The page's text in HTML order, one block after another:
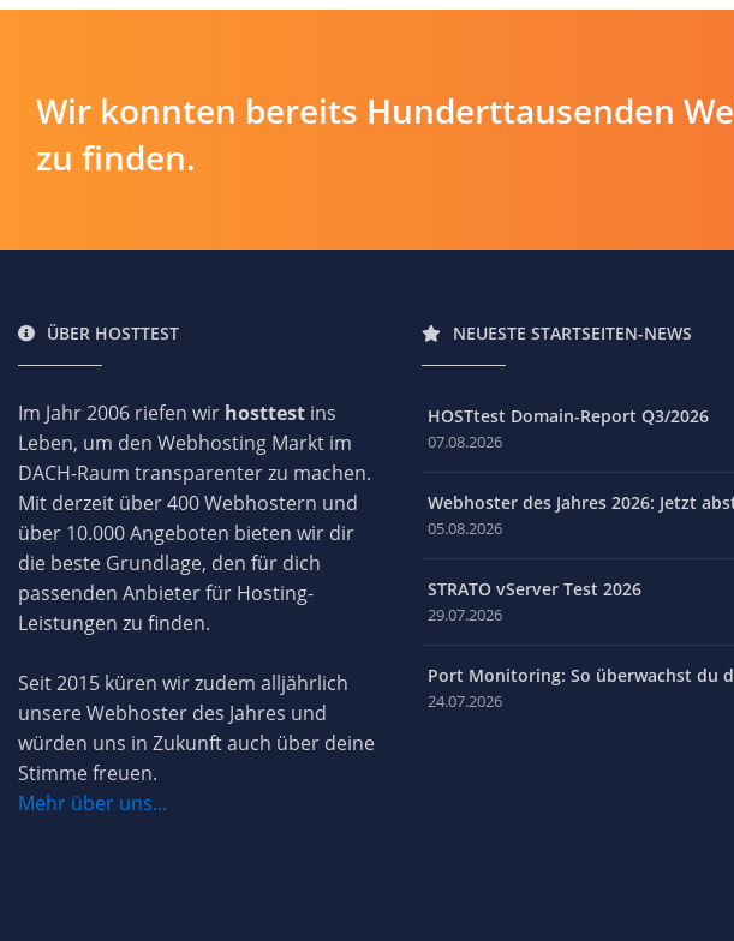
Wir konnten bereits Hunderttausenden
zu finden.
ÜBER HOSTTEST
Im Jahr 2006 riefen wir hosttest ins
Leben, um den Webhosting Markt im
DACH-Raum transparenter zu machen.
Mit derzeit über 400 Webhostern und
über 10.000 Angeboten bieten wir dir
die beste Grundlage, den für dich
passenden Anbieter für Hosting-
Leistungen zu finden.
Seit 2015 küren wir zudem alljährlich
unsere Webhoster des Jahres und
würden uns in Zukunft auch über deine
Stimme freuen.
Mehr über uns...
NEUESTE STARTSEITEN-NEWS
HOSTtest Domain-Report Q3/2026
07.08.2026
Webhoster des Jahres 2026: Jetzt
05.08.2026
STRATO vServer Test 2026
29.07.2026
Port Monitoring: So überwachst du
24.07.2026